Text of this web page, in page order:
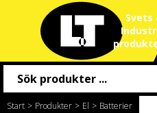
Svets
Start / Produkter / El / Batterier